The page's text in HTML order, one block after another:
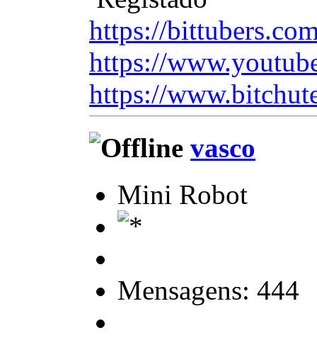
https://
https://
https://
vasco
Mini Robot
Mensagens: 444